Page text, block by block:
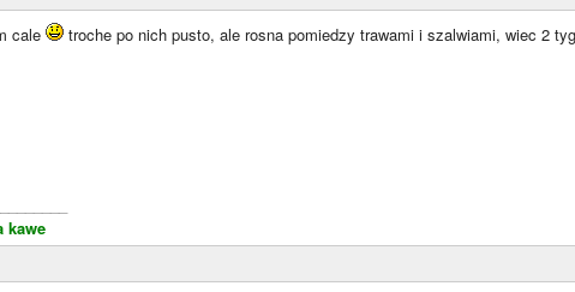
cale
troche po nich pusto, ale rosna pomiedzy trawami i szalwiami, wiec 2
kawe